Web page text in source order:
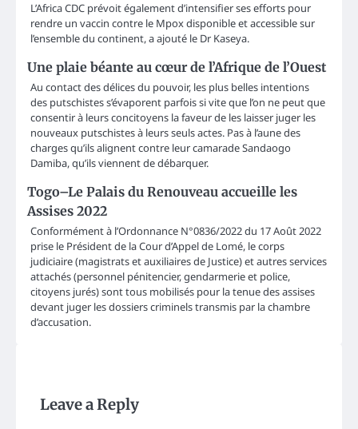
L’Africa CDC prévoit également d’intensifier ses efforts pour
rendre un vaccin contre le Mpox disponible et accessible sur
l’ensemble du continent, a ajouté le Dr Kaseya.
Une plaie béante au cœur de l’Afrique de l’Ouest
Au contact des délices du pouvoir, les plus belles intentions
des putschistes s’évaporent parfois si vite que l’on ne peut que
consentir à leurs concitoyens la faveur de les laisser juger les
nouveaux putschistes à leurs seuls actes. Pas à l’aune des
charges qu’ils alignent contre leur camarade Sandaogo
Damiba, qu’ils viennent de débarquer.
Togo–Le Palais du Renouveau accueille les
Assises 2022
Conformément à l’Ordonnance N°0836/2022 du 17 Août 2022
prise le Président de la Cour d’Appel de Lomé, le corps
judiciaire (magistrats et auxiliaires de Justice) et autres services
attachés (personnel pénitencier, gendarmerie et police,
citoyens jurés) sont tous mobilisés pour la tenue des assises
devant juger les dossiers criminels transmis par la chambre
d’accusation.
Leave a Reply